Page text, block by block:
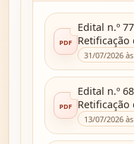
Edital n.º
31/07/2026
Edital n.º
13/07/2026